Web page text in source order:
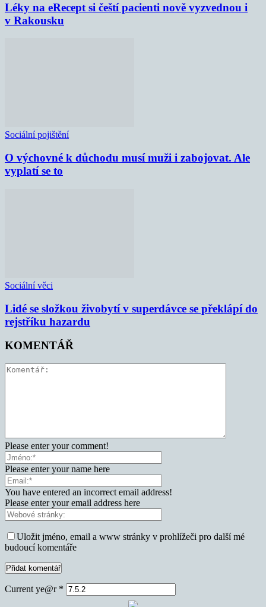
Léky na eRecept si čeští pacienti nově vyzvednou i
v Rakousku
Sociální pojištění
O výchovné k důchodu musí muži i zabojovat. Ale
vyplatí se to
Sociální věci
Lidé se složkou živobytí v superdávce se překlápí do
rejstříku hazardu
KOMENTÁŘ
Please enter your comment!
Please enter your name here
You have entered an incorrect email address!
Please enter your email address here
Uložit jméno, email a www stránky v prohlížeči pro další mé
budoucí komentáře
Current ye@r *